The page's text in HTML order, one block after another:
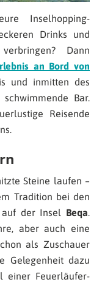
Inselhopping-
Drinks und
Dann
an Bord von
und inmitten des
Bar.
Reisende
Steine laufen –
Tradition bei den
auf der Insel Beqa
aber auch eine
als Zuschauer
Gelegenheit dazu
einer Feuerläufer-